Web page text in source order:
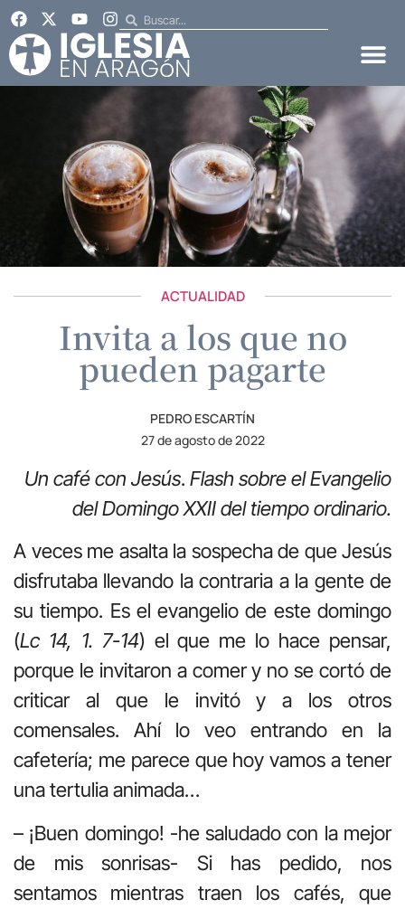
ACTUALIDAD
Invita a los que no
pueden pagarte
PEDRO ESCARTÍN
27 de agosto de 2022
Un café con Jesús. Flash sobre el Evangelio
del Domingo XXII del tiempo ordinario.
A veces me asalta la sospecha de que Jesús
disfrutaba llevando la contraria a la gente de
su tiempo. Es el evangelio de este domingo
(Lc 14, 1. 7-14) el que me lo hace pensar,
porque le invitaron a comer y no se cortó de
criticar al que le invitó y a los otros
comensales. Ahí lo veo entrando en la
cafetería; me parece que hoy vamos a tener
una tertulia animada…
– ¡Buen domingo! -he saludado con la mejor
de mis sonrisas- Si has pedido, nos
sentamos mientras traen los cafés, que